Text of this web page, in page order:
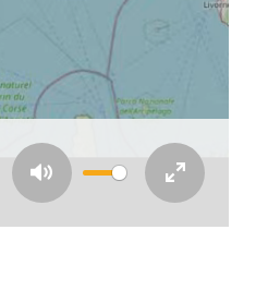
Mute
Enter